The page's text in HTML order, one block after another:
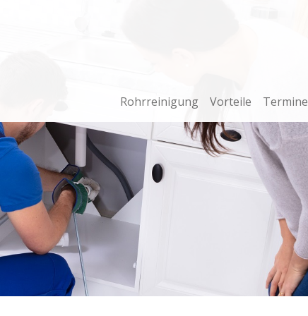
Rohrreinigung Vorteile Termine